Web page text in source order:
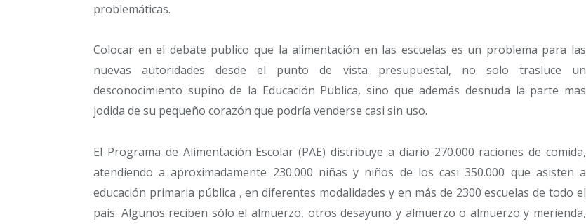
problemáticas.
Colocar en el debate publico que la alimentación en las escuelas es un problema para las
nuevas autoridades desde el punto de vista presupuestal, no solo trasluce un
desconocimiento supino de la Educación Publica, sino que además desnuda la parte mas
jodida de su pequeño corazón que podría venderse casi sin uso.
El Programa de Alimentación Escolar (PAE) distribuye a diario 270.000 raciones de comida,
atendiendo a aproximadamente 230.000 niñas y niños de los casi 350.000 que asisten a
educación primaria pública , en diferentes modalidades y en más de 2300 escuelas de todo el
país. Algunos reciben sólo el almuerzo, otros desayuno y almuerzo o almuerzo y merienda,